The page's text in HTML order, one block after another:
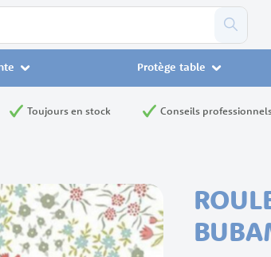
Protège table
Toujours en stock Conseils